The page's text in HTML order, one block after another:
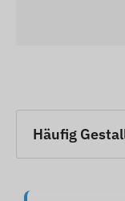
Häufig